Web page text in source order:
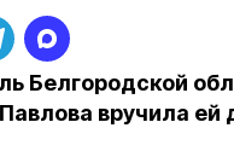
Белгородской
вручила ей